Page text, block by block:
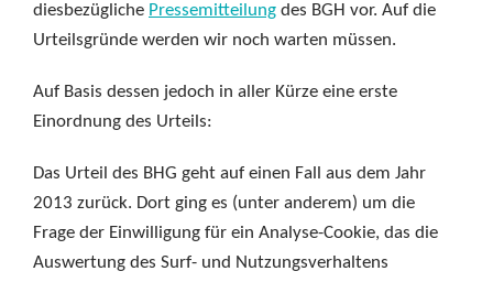
diesbezügliche Pressemitteilung des BGH vor. Auf die
Urteilsgründe werden wir noch warten müssen.
Auf Basis dessen jedoch in aller Kürze eine erste
Einordnung des Urteils:
Das Urteil des BHG geht auf einen Fall aus dem Jahr
2013 zurück. Dort ging es (unter anderem) um die
Frage der Einwilligung für ein Analyse-Cookie, das die
Auswertung des Surf- und Nutzungsverhaltens